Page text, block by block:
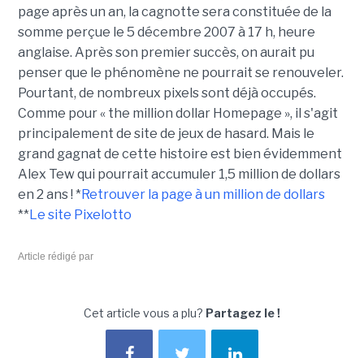
page après un an, la cagnotte sera constituée de la
somme perçue le 5 décembre 2007 à 17 h, heure
anglaise. Après son premier succès, on aurait pu
penser que le phénomène ne pourrait se renouveler.
Pourtant, de nombreux pixels sont déjà occupés.
Comme pour « the million dollar Homepage », il s'agit
principalement de site de jeux de hasard. Mais le
grand gagnat de cette histoire est bien évidemment
Alex Tew qui pourrait accumuler 1,5 million de dollars
en 2 ans ! *Retrouver la page à un million de dollars
**Le site Pixelotto
Article rédigé par
Cet article vous a plu? Partagez le !